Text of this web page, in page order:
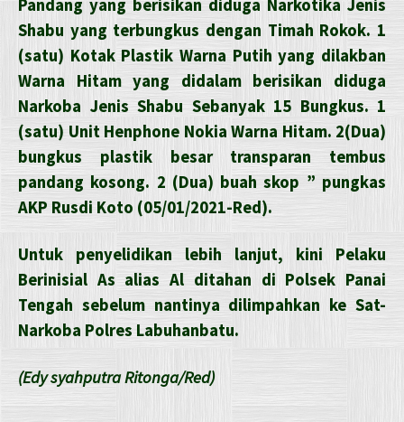
Pandang yang berisikan diduga Narkotika Jenis
Shabu yang terbungkus dengan Timah Rokok. 1
(satu) Kotak Plastik Warna Putih yang dilakban
Warna Hitam yang didalam berisikan diduga
Narkoba Jenis Shabu Sebanyak 15 Bungkus. 1
(satu) Unit Henphone Nokia Warna Hitam. 2(Dua)
bungkus plastik besar transparan tembus
pandang kosong. 2 (Dua) buah skop ” pungkas
AKP Rusdi Koto (05/01/2021-Red).
Untuk penyelidikan lebih lanjut, kini Pelaku
Berinisial As alias Al ditahan di Polsek Panai
Tengah sebelum nantinya dilimpahkan ke Sat-
Narkoba Polres Labuhanbatu.
(Edy syahputra Ritonga/Red)